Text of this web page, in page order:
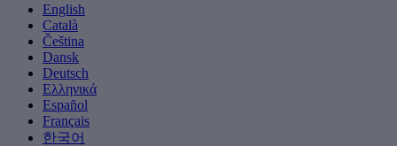
English
Català
Čeština
Dansk
Deutsch
Ελληνικά
Español
Français
한국어